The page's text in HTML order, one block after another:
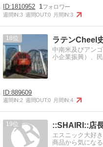
1810952 1
週間IN:3 週間OUT:0 月間IN:3
18 ラテンCheel
中南米及びアン
小企業振興）、
889609
週間IN:2 週間OUT:0 月間IN:4
19 ::SHAIRI::店
エスニック大好
商品から気にな